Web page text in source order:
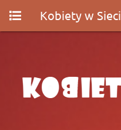
Kobiety w Sieci